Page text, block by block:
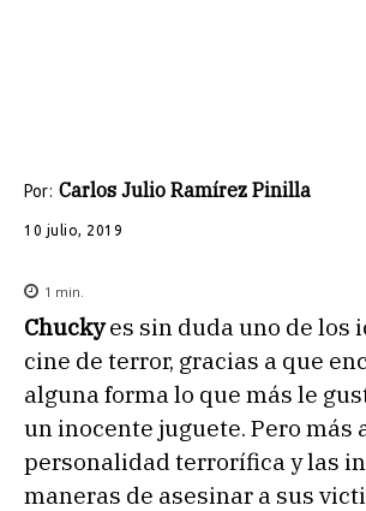
Por: Carlos Julio Ramírez Pinilla
10 julio, 2019
1 min.
Chuckyes sin duda uno de los
cine de terror, gracias a que
alguna forma lo que más le
un inocente juguete. Pero más
personalidad terrorífica y las
maneras de asesinar a sus